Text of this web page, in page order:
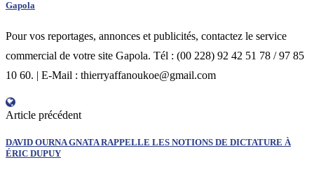
Gapola
Pour vos reportages, annonces et publicités, contactez le service
commercial de votre site Gapola. Tél : (00 228) 92 42 51 78 / 97 85
10 60. | E-Mail : thierryaffanoukoe@gmail.com
Article précédent
DAVID OURNA GNATA RAPPELLE LES NOTIONS DE DICTATURE À
ÉRIC DUPUY